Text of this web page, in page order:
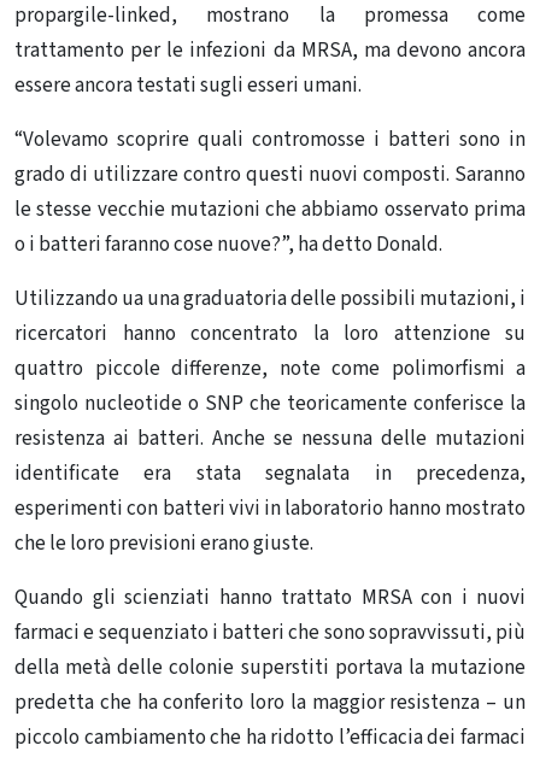
propargile-linked, mostrano la promessa come
trattamento per le infezioni da MRSA, ma devono ancora
essere ancora testati sugli esseri umani.
“Volevamo scoprire quali contromosse i batteri sono in
grado di utilizzare contro questi nuovi composti. Saranno
le stesse vecchie mutazioni che abbiamo osservato prima
o i batteri faranno cose nuove?”, ha detto Donald.
Utilizzando ua una graduatoria delle possibili mutazioni, i
ricercatori hanno concentrato la loro attenzione su
quattro piccole differenze, note come polimorfismi a
singolo nucleotide o SNP che teoricamente conferisce la
resistenza ai batteri. Anche se nessuna delle mutazioni
identificate era stata segnalata in precedenza,
esperimenti con batteri vivi in ​​laboratorio hanno mostrato
che le loro previsioni erano giuste.
Quando gli scienziati hanno trattato MRSA con i nuovi
farmaci e sequenziato i batteri che sono sopravvissuti, più
della metà delle colonie superstiti portava la mutazione
predetta che ha conferito loro la maggior resistenza – un
piccolo cambiamento che ha ridotto l’efficacia dei farmaci